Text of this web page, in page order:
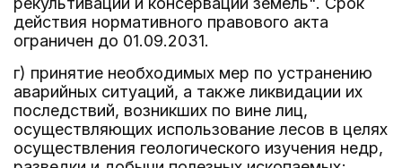
действия нормативного правового акта
ограничен до 01.09.2031.
г) принятие необходимых мер по устранению
аварийных ситуаций, а также ликвидации их
последствий, возникших по вине лиц,
осуществляющих использование лесов в целях
осуществления геологического изучения недр,